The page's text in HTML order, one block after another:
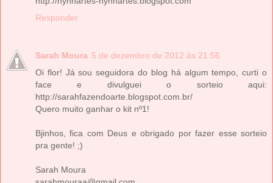
Responder
Sarah Moura 5 de dezembro de 2012 às 21:56
Oi flor! Já sou seguidora do blog há algum tempo, curti o
face e divulguei o sorteio aqui:
http://sarahfazendoarte.blogspot.com.br/
Quero muito ganhar o kit nº1!
Bjinhos, fica com Deus e obrigado por fazer esse sorteio
pra gente! ;)
Sarah Moura